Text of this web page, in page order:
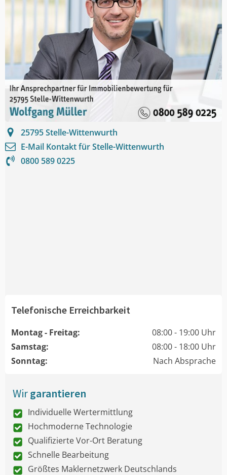
25795Stelle-Wittenwurth
E-Mail Kontakt fürStelle-Wittenwurth
0800 589 0225
Telefonische Erreichbarkeit
Montag - Freitag:
08:00 - 19:00 Uhr
Samstag:
08:00 - 18:00 Uhr
Sonntag:
Nach Absprache
Wirgarantieren
Individuelle Wertermittlung
Hochmoderne Technologie
Qualifizierte Vor-Ort Beratung
Schnelle Bearbeitung
Größtes Maklernetzwerk Deutschlands